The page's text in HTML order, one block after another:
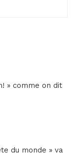
» comme on dit
du monde » va